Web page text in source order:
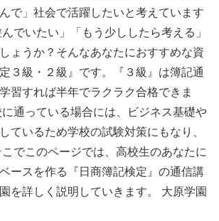
で」社会で活躍したいと考えています
でいたい」「もう少ししたら考える」
ょうか？そんなあなたにおすすめな資
３級・２級』です。『３級』は簿記通
習すれば半年でラクラク合格できま
通っている場合には、ビジネス基礎や
ているため学校の試験対策にもなり、
でこのページでは、高校生のあなたに
ースを作る『日商簿記検定』の通信講
を詳しく説明していきます。 大原学園